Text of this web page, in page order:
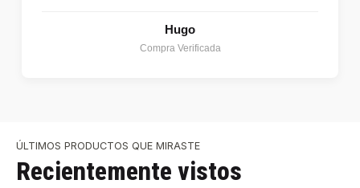
Hugo
Compra Verificada
ÚLTIMOS PRODUCTOS QUE MIRASTE
Recientemente vistos